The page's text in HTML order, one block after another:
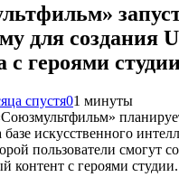
для создания
с героями
спустя01 минуты
искусственного
пользователи смогут
контент с героями студии.